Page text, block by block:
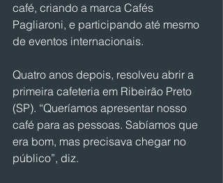
café, criando a marca Cafés
Pagliaroni, e participando até mesmo
de eventos internacionais.
Quatro anos depois, resolveu abrir a
primeira cafeteria em Ribeirão Preto
(SP). “Queríamos apresentar nosso
café para as pessoas. Sabíamos que
era bom, mas precisava chegar no
público”, diz.